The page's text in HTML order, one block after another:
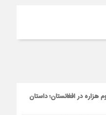
در افغانستان؛ داستان